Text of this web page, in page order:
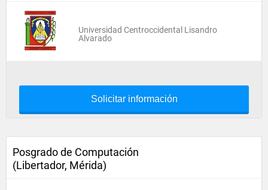
Universidad Centroccidental Lisandro
Alvarado
Solicitar información
Posgrado de Computación
(Libertador, Mérida)